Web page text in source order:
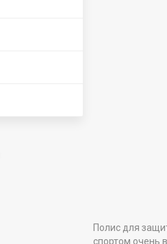
Полис для
спортом очень